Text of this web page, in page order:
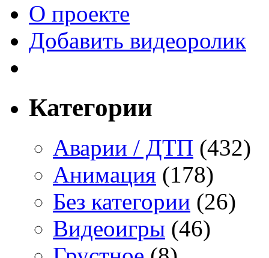
О проекте
Добавить видеоролик
Категории
Аварии / ДТП (432)
Анимация (178)
Без категории (26)
Видеоигры (46)